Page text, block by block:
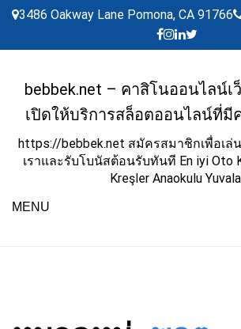
Skip
content
3486 Oakway Lane Pomona, CA 91766
bebbek.net – คาสิโนออนไลน์เ
เปิดให้บริการสล็อตออนไลน์ที่มี
https://bebbek.net สมัครสมาชิกเพื่อเ
เราและรับโบนัสต้อนรับทันที En iyi Oto
Kreşler Anaokulu
MENU